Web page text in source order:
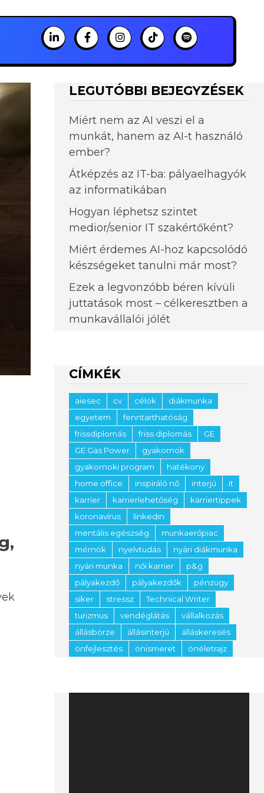
LEGUTÓBBI BEJEGYZÉSEK
Miért nem az AI veszi el a
munkát, hanem az AI-t használó
ember?
Átképzés az IT-ba: pályaelhagyók
az informatikában
Hogyan léphetsz szintet
medior/senior IT szakértőként?
Miért érdemes AI-hoz kapcsolódó
készségeket tanulni már most?
Ezek a legvonzóbb béren kívüli
juttatások most – célkeresztben a
munkavállalói jólét
CÍMKÉK
aiesec cv célok
diákmunka
egyetem
fenntarthatóság
frissdiplomás
friss diplomás
GE
GE Gas Power
gyakornok
gyakornoki program
hatékony
home office
inspiráló nő interjú
it
karrier
karrierlehetőség
karriertippek
koronavírus
linkedin
mentális egészség
munkaerőpiac
mérnök
nyelvtudás
nyári diákmunka
nyári munka
női karrier
p&g
pályakezdő
pályakezdők
pénzügy
siker
stressz
Technical Writer
turizmus
vendéglátás
vállalkozás
állásbörze
állásinterjú
álláskeresés
önfejlesztés
önismeret önéletrajz